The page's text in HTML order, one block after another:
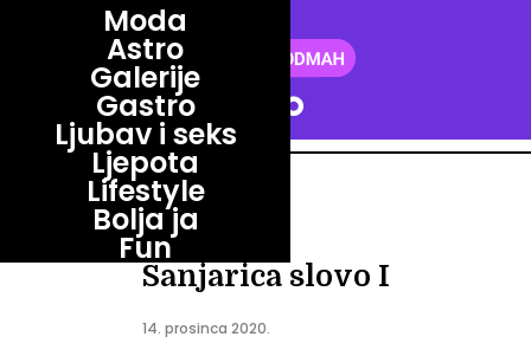
Moda
Astro
Galerije
Gastro
Ljubav i seks
Ljepota
Lifestyle
Bolja ja
Fun
ASTRO
ASTRO
Sanjarica slovo I
14. prosinca 2020.